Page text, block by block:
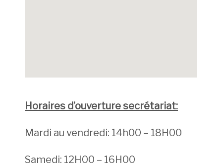
Horaires d’ouverture secrétariat:
Mardi au vendredi: 14h00 – 18H00
Samedi: 12H00 – 16H00